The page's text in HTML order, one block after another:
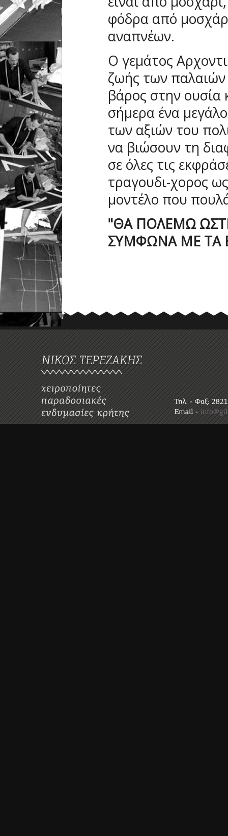
φόδρα από
αναπνέων.
Ο γεμάτος
ζωής των παλαιών
βάρος στην ουσία
σήμερα ένα
των αξιών του
να βιώσουν τη
σε όλες τις
τραγουδι-χορος
μοντέλο που
"ΘΑ ΠΟΛΕΜΩ
ΣΥΜΦΩΝΑ ΜΕ ΤΑ